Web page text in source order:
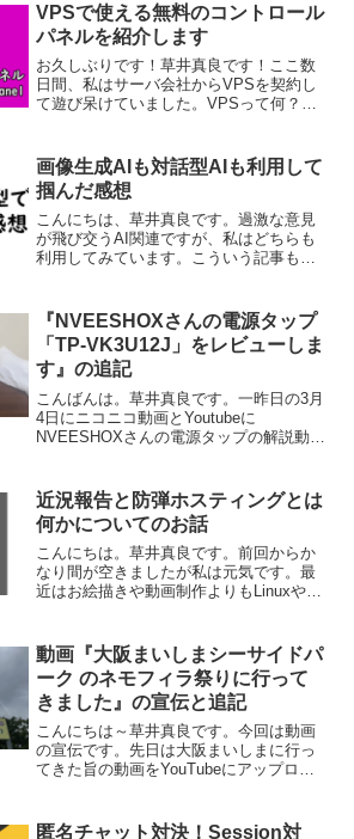
VPSで使える無料のコントロール
パネルを紹介します
お久しぶりです！草井真良です！ここ数
日間、私はサーバ会社からVPSを契約し
て遊び呆けていました。VPSって何？と
サーバが借りれたりすると言って良いで
しょう。レンタルサーバ...
画像生成AIも対話型AIも利用して
掴んだ感想
こんにちは、草井真良です。過激な意見
が飛び交うAI関連ですが、私はどちらも
利用してみています。こういう記事も過
そもそもAIとは？調べてみると決まった
定義はないそうで...
『NVEESHOXさんの電源タップ
「‎TP-VK3U12J」をレビューしま
す』の追記
こんばんは。草井真良です。一昨日の3月
4日にニコニコ動画とYoutubeに
NVEESHOXさんの電源タップの解説動画
聞きしたので追記します。動画内で電源
タップに付属して...
近況報告と防弾ホスティングとは
何かについてのお話
こんにちは。草井真良です。前回からか
なり間が空きましたが私は元気です。最
近はお絵描きや動画制作よりもLinuxやそ
紹介した防弾ホスティング会社について
ですが、DMCA ...
動画『大阪まいしまシーサイドパ
ーク のネモフィラ祭りに行って
きました』の宣伝と追記
こんにちは～草井真良です。今回は動画
の宣伝です。先日は大阪まいしまに行っ
てきた旨の動画をYouTubeにアップロー
設、大阪まいしまシーサイドパークの紹
匿名チャット対決！Session対